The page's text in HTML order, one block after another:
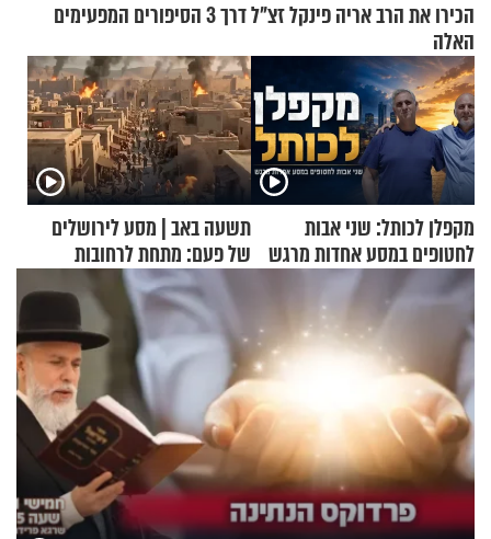
הכירו את הרב אריה פינקל זצ"ל דרך 3 הסיפורים המפעימים
האלה
מקפלן לכותל: שני אבות
לחטופים במסע אחדות מרגש
תשעה באב | מסע לירושלים
של פעם: מתחת לרחובות
ירושלים